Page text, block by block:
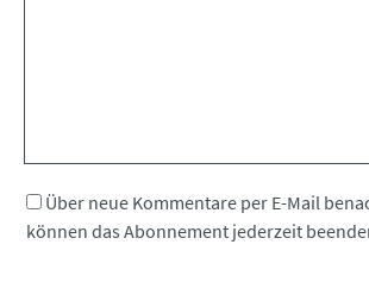
Über neue Kommentare per E-Mail
können das Abonnement jederzeit